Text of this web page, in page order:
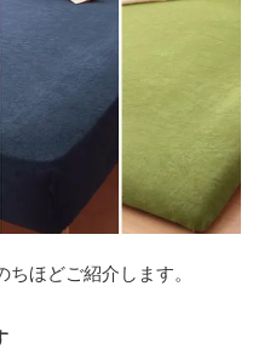
ほどご紹介します。